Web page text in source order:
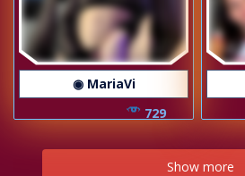
◉ MariaVi
729
Show more